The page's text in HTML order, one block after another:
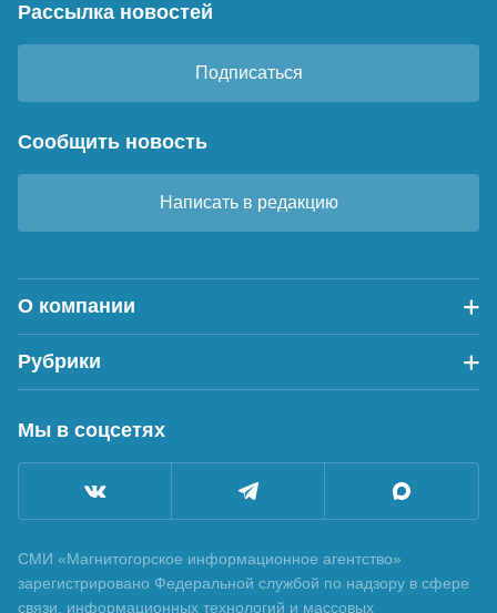
Рассылка новостей
Подписаться
Сообщить новость
Написать в редакцию
О компании
Рубрики
Мы в соцсетях
СМИ «Магнитогорское информационное агентство»
зарегистрировано Федеральной службой по надзору в сфере
связи, информационных технологий и массовых